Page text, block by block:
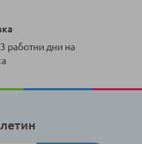
работни дни на